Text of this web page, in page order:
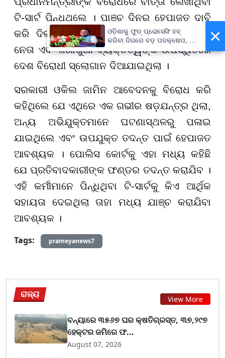
ଟି-ସାର୍ଟ ପିନ୍ଧିଥିଲେ । ପାଞ୍ଚ ଦିନର ହେପାଜତ ଦାବି
କରି ଦିଲ୍ଲୀ ପୋଲିସ କହିଥିଲା ଯେ ଅନ୍ତର୍ଜାତୀୟ
ନେତା ଏବଂ ଜଣାଶୁଣା ବ୍ୟକ୍ତିତ୍ୱଙ୍କ ଉପସ୍ଥିତିରେ
ଦେଶ ବିରୋଧୀ ସ୍ଲୋଗାନ ଦିଆଯାଇଥିଲା ।
ସରକାରୀ ଓକିଲ ଜାମିନ ଆବେଦନକୁ ବିରୋଧ କରି
କହିଥିଲେ ଯେ ଏଥିରେ ଏକ ଗଭୀର ଷଡ଼ଯନ୍ତ୍ର ଥିଲା,
ଅନ୍ୟ ଅଭିଯୁକ୍ତମାନେ ଘଟଣାସ୍ଥଳରୁ ପଳାଇ
ଯାଇଥିଲେ ଏବଂ ଉପଯୁକ୍ତ ତଦନ୍ତ ପାଇଁ ହେପାଜତ
ଆବଶ୍ୟକ । ପୋଲିସ କୋର୍ଟକୁ ଏହା ମଧ୍ୟ କହିଛି
ଯେ ପ୍ରତିବାଦକାରୀଙ୍କ ଫଣ୍ଡର ତଦନ୍ତ କରାଯିବ ।
ଏହି କର୍ମୀମାନେ ପିନ୍ଧିଥିବା ଟି-ସାର୍ଟକୁ କିଏ ଆର୍ଥିକ
ସହାୟତା ଦେଇଥିଲା ତାହା ମଧ୍ୟ ଯାଞ୍ଚ କରାଯିବା
ଆବଶ୍ୟକ ।
Tags:
prameyanews7
ରାଜ୍ୟ View More
ବନ୍ୟାରେ ୩୫୬୭ ଘର କ୍ଷତିଗ୍ରସ୍ତ, ୩୭,୨୯୭
ହେକ୍ଟର ଜମିରେ ଫ...
August 07, 2026
×
ଓଡ଼ିଶାକୁ ଫୁଡ୍ ପ୍ରୋସେସିଂ ହବ୍
କରିବା ଦିଗରେ ବଡ଼ ପଦକ୍ଷେପ, ୪୨